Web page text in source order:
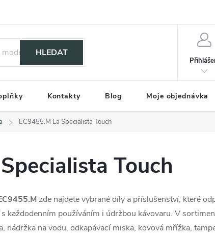
HLEDAT
Kontakty Blog Moje objednávka
EC9455.M La Specialista Touch
Touch
zde najdete vybrané díly a příslušenství, které
každodenním používáním i údržbou kávovaru. V
nádržka na vodu, odkapávací miska, kovová mřížka,